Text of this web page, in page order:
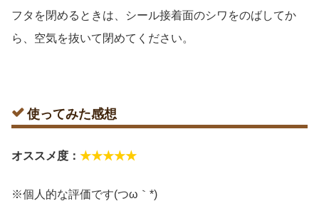
フタを閉めるときは、シール接着面のシワをのばしてか
ら、空気を抜いて閉めてください。
使ってみた感想
オススメ度： ★★★★★
※個人的な評価です(つω｀*)